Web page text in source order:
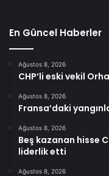
En Güncel Haberler
Ağustos 8, 2026
CHP’li eski vekil
Ağustos 8, 2026
Fransa’daki
Ağustos 8, 2026
Beş kazanan hisse
liderlik etti
Ağustos 8, 2026